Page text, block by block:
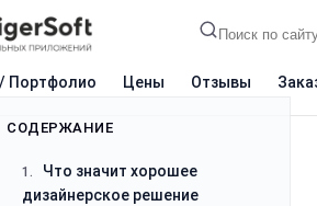
Портфолио Цены Отзывы
Разработка Сколько стоит
СОДЕРЖАНИЕ
1.
1.1 Простота и четкость
1.2 Комфортность